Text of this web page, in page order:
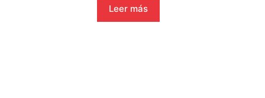
Leer más